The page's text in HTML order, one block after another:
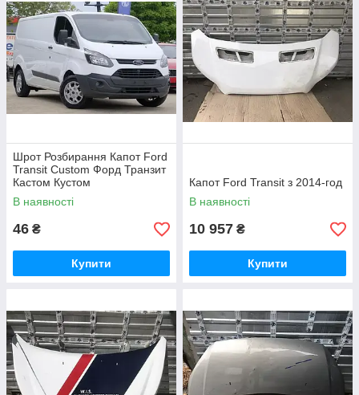
Шрот Розбирання Капот Ford
Transit Custom Форд Транзит
Кастом Кустом
В наявності
46 ₴
Купити
Капот Ford Transit з 2014-год
В наявності
10 957 ₴
Купити